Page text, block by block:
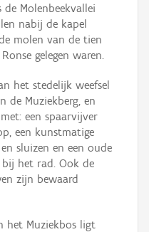
Molenbeekvallei
nabij de kapel
molen van de tien
gelegen waren.
het stedelijk weefsel
de Muziekberg, en
een spaarvijver
een kunstmatige
sluizen en een oude
het rad. Ook de
zijn bewaard
het Muziekbos ligt